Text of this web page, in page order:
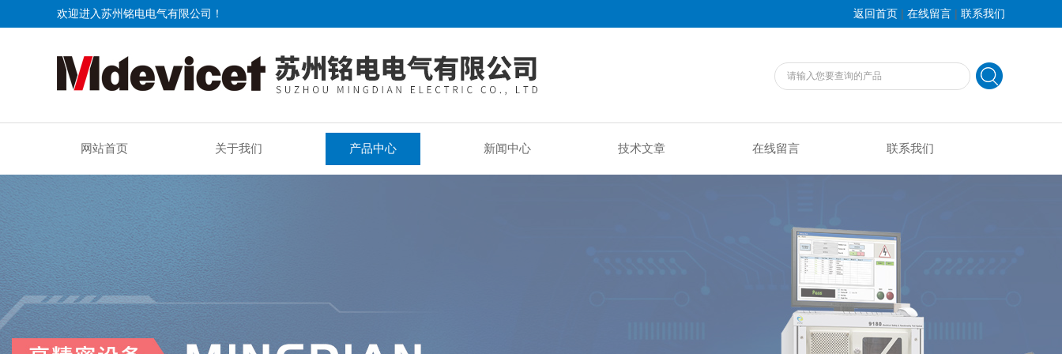
欢迎进入苏州铭电电气有限公司！ 返回首页 | 在线留言 | 联系我们
网站首页 关于我们 产品中心 新闻中心 技术文章 在线留言 联系我们